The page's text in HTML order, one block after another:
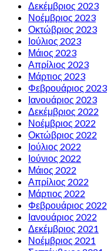
Δεκέμβριος 2023
Νοέμβριος 2023
Οκτώβριος 2023
Ιούλιος 2023
Μάιος 2023
Απρίλιος 2023
Μάρτιος 2023
Φεβρουάριος 2023
Ιανουάριος 2023
Δεκέμβριος 2022
Νοέμβριος 2022
Οκτώβριος 2022
Ιούλιος 2022
Ιούνιος 2022
Μάιος 2022
Απρίλιος 2022
Μάρτιος 2022
Φεβρουάριος 2022
Ιανουάριος 2022
Δεκέμβριος 2021
Νοέμβριος 2021